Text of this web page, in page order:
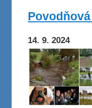
14. 9. 2024